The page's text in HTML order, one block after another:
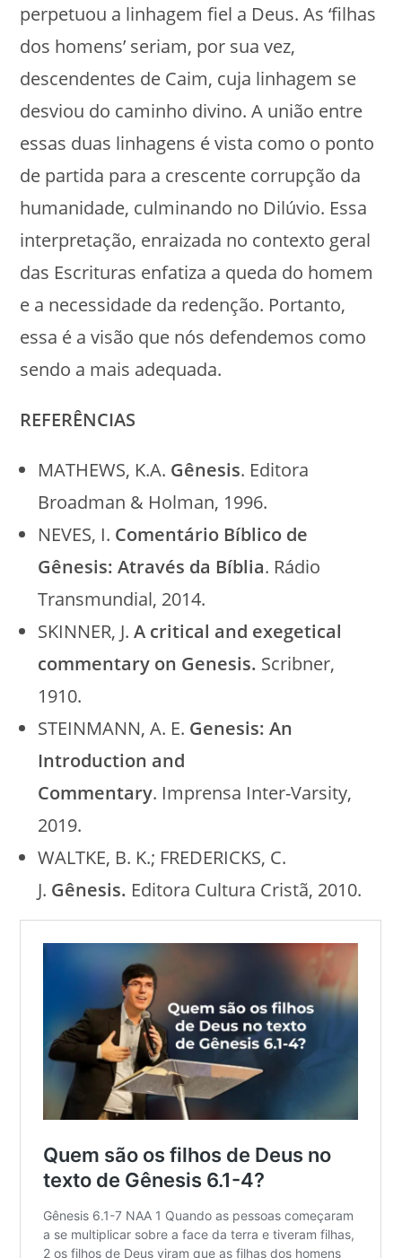
perpetuou a linhagem fiel a Deus. As ‘filhas
dos homens’ seriam, por sua vez,
descendentes de Caim, cuja linhagem se
desviou do caminho divino. A união entre
essas duas linhagens é vista como o ponto
de partida para a crescente corrupção da
humanidade, culminando no Dilúvio. Essa
interpretação, enraizada no contexto geral
das Escrituras enfatiza a queda do homem
e a necessidade da redenção. Portanto,
essa é a visão que nós defendemos como
sendo a mais adequada.
REFERÊNCIAS
MATHEWS, K.A. Gênesis. Editora
Broadman & Holman, 1996.
NEVES, I. Comentário Bíblico de
Gênesis: Através da Bíblia. Rádio
Transmundial, 2014.
SKINNER, J.A critical and exegetical
commentary on Genesis. Scribner,
1910.
STEINMANN, A. E. Genesis: An
Introduction and
Commentary. Imprensa Inter-Varsity,
2019.
WALTKE, B. K.; FREDERICKS, C.
J. Gênesis. Editora Cultura Cristã, 2010.